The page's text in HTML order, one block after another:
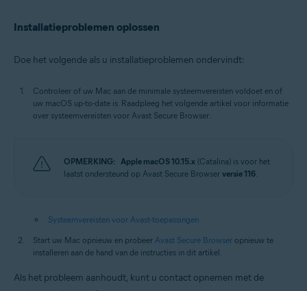
Installatieproblemen oplossen
Doe het volgende als u installatieproblemen ondervindt:
Controleer of uw Mac aan de minimale systeemvereisten voldoet en of
uw macOS up-to-date is. Raadpleeg het volgende artikel voor informatie
over systeemvereisten voor Avast Secure Browser:
OPMERKING: Apple macOS 10.15.x (Catalina) is voor het
laatst ondersteund op Avast Secure Browser versie 116
Systeemvereisten voor Avast-toepassingen
Start uw Mac opnieuw en probeer Avast Secure Browser opnieuw te
installeren aan de hand van de instructies in dit artikel.
Als het probleem aanhoudt, kunt u contact opnemen met de